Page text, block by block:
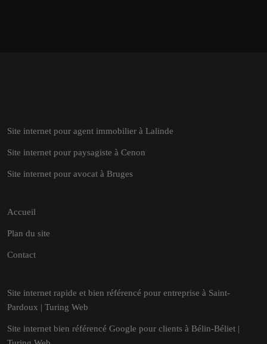
Site internet pour agent immobilier à Lalinde
Site internet pour paysagiste à Cenon
Site internet pour avocat à Bruges
Accueil
Plan du site
Contact
Site internet rapide et bien référencé pour entreprise à Saint-
Pardoux | Turing Web
Site internet bien référencé Google pour clients à Bélin-Béliet |